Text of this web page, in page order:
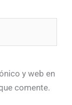
y web en
comente.